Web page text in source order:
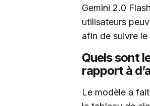
Gemini 2.0
utilisateurs
afin de suivre
Quels sont
rapport à
Le modèle a